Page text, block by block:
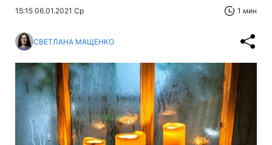
15:15 06.01.2021 Ср 1 мин
СВЕТЛАНА МАЩЕНКО